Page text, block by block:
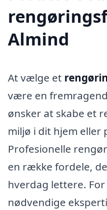
Almind
At vælge et
være en
ønsker at skabe et
miljø i dit hjem eller
Profesionelle
en række fordele,
hverdag lettere.
nødvendige